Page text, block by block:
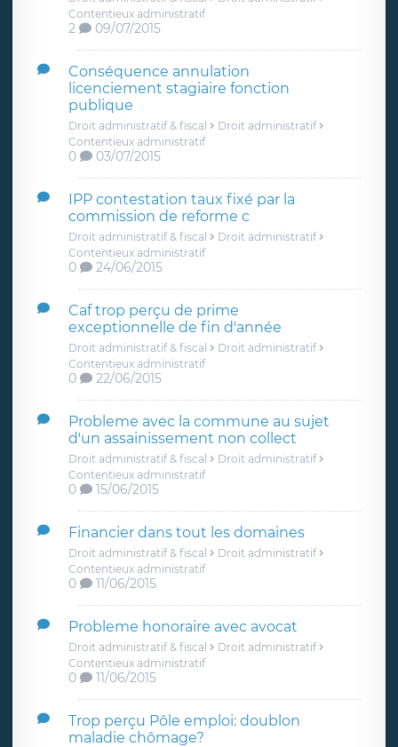
Contentieux administratif
2 09/07/2015
Conséquence annulation
licenciement stagiaire fonction
publique
Droit administratif & fiscal
Droit administratif
Contentieux administratif
0 03/07/2015
IPP contestation taux fixé par la
commission de reforme c
Droit administratif & fiscal
Droit administratif
Contentieux administratif
0 24/06/2015
Caf trop perçu de prime
exceptionnelle de fin d'année
Droit administratif & fiscal
Droit administratif
Contentieux administratif
0 22/06/2015
Probleme avec la commune au sujet
d'un assainissement non collect
Droit administratif & fiscal
Droit administratif
Contentieux administratif
0 15/06/2015
Financier dans tout les domaines
Droit administratif & fiscal
Droit administratif
Contentieux administratif
0 11/06/2015
Probleme honoraire avec avocat
Droit administratif & fiscal
Droit administratif
Contentieux administratif
0 11/06/2015
Trop perçu Pôle emploi: doublon
maladie chômage?